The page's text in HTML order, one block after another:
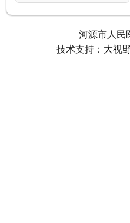
河源市人民
技术支持： 大视